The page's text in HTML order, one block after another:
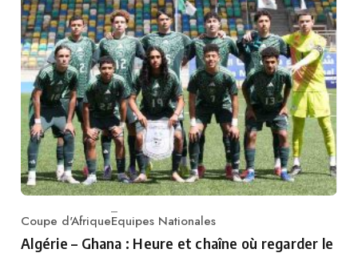
Category
Coupe d'AfriqueEquipes Nationales
Algérie – Ghana : Heure et chaîne où regarder le